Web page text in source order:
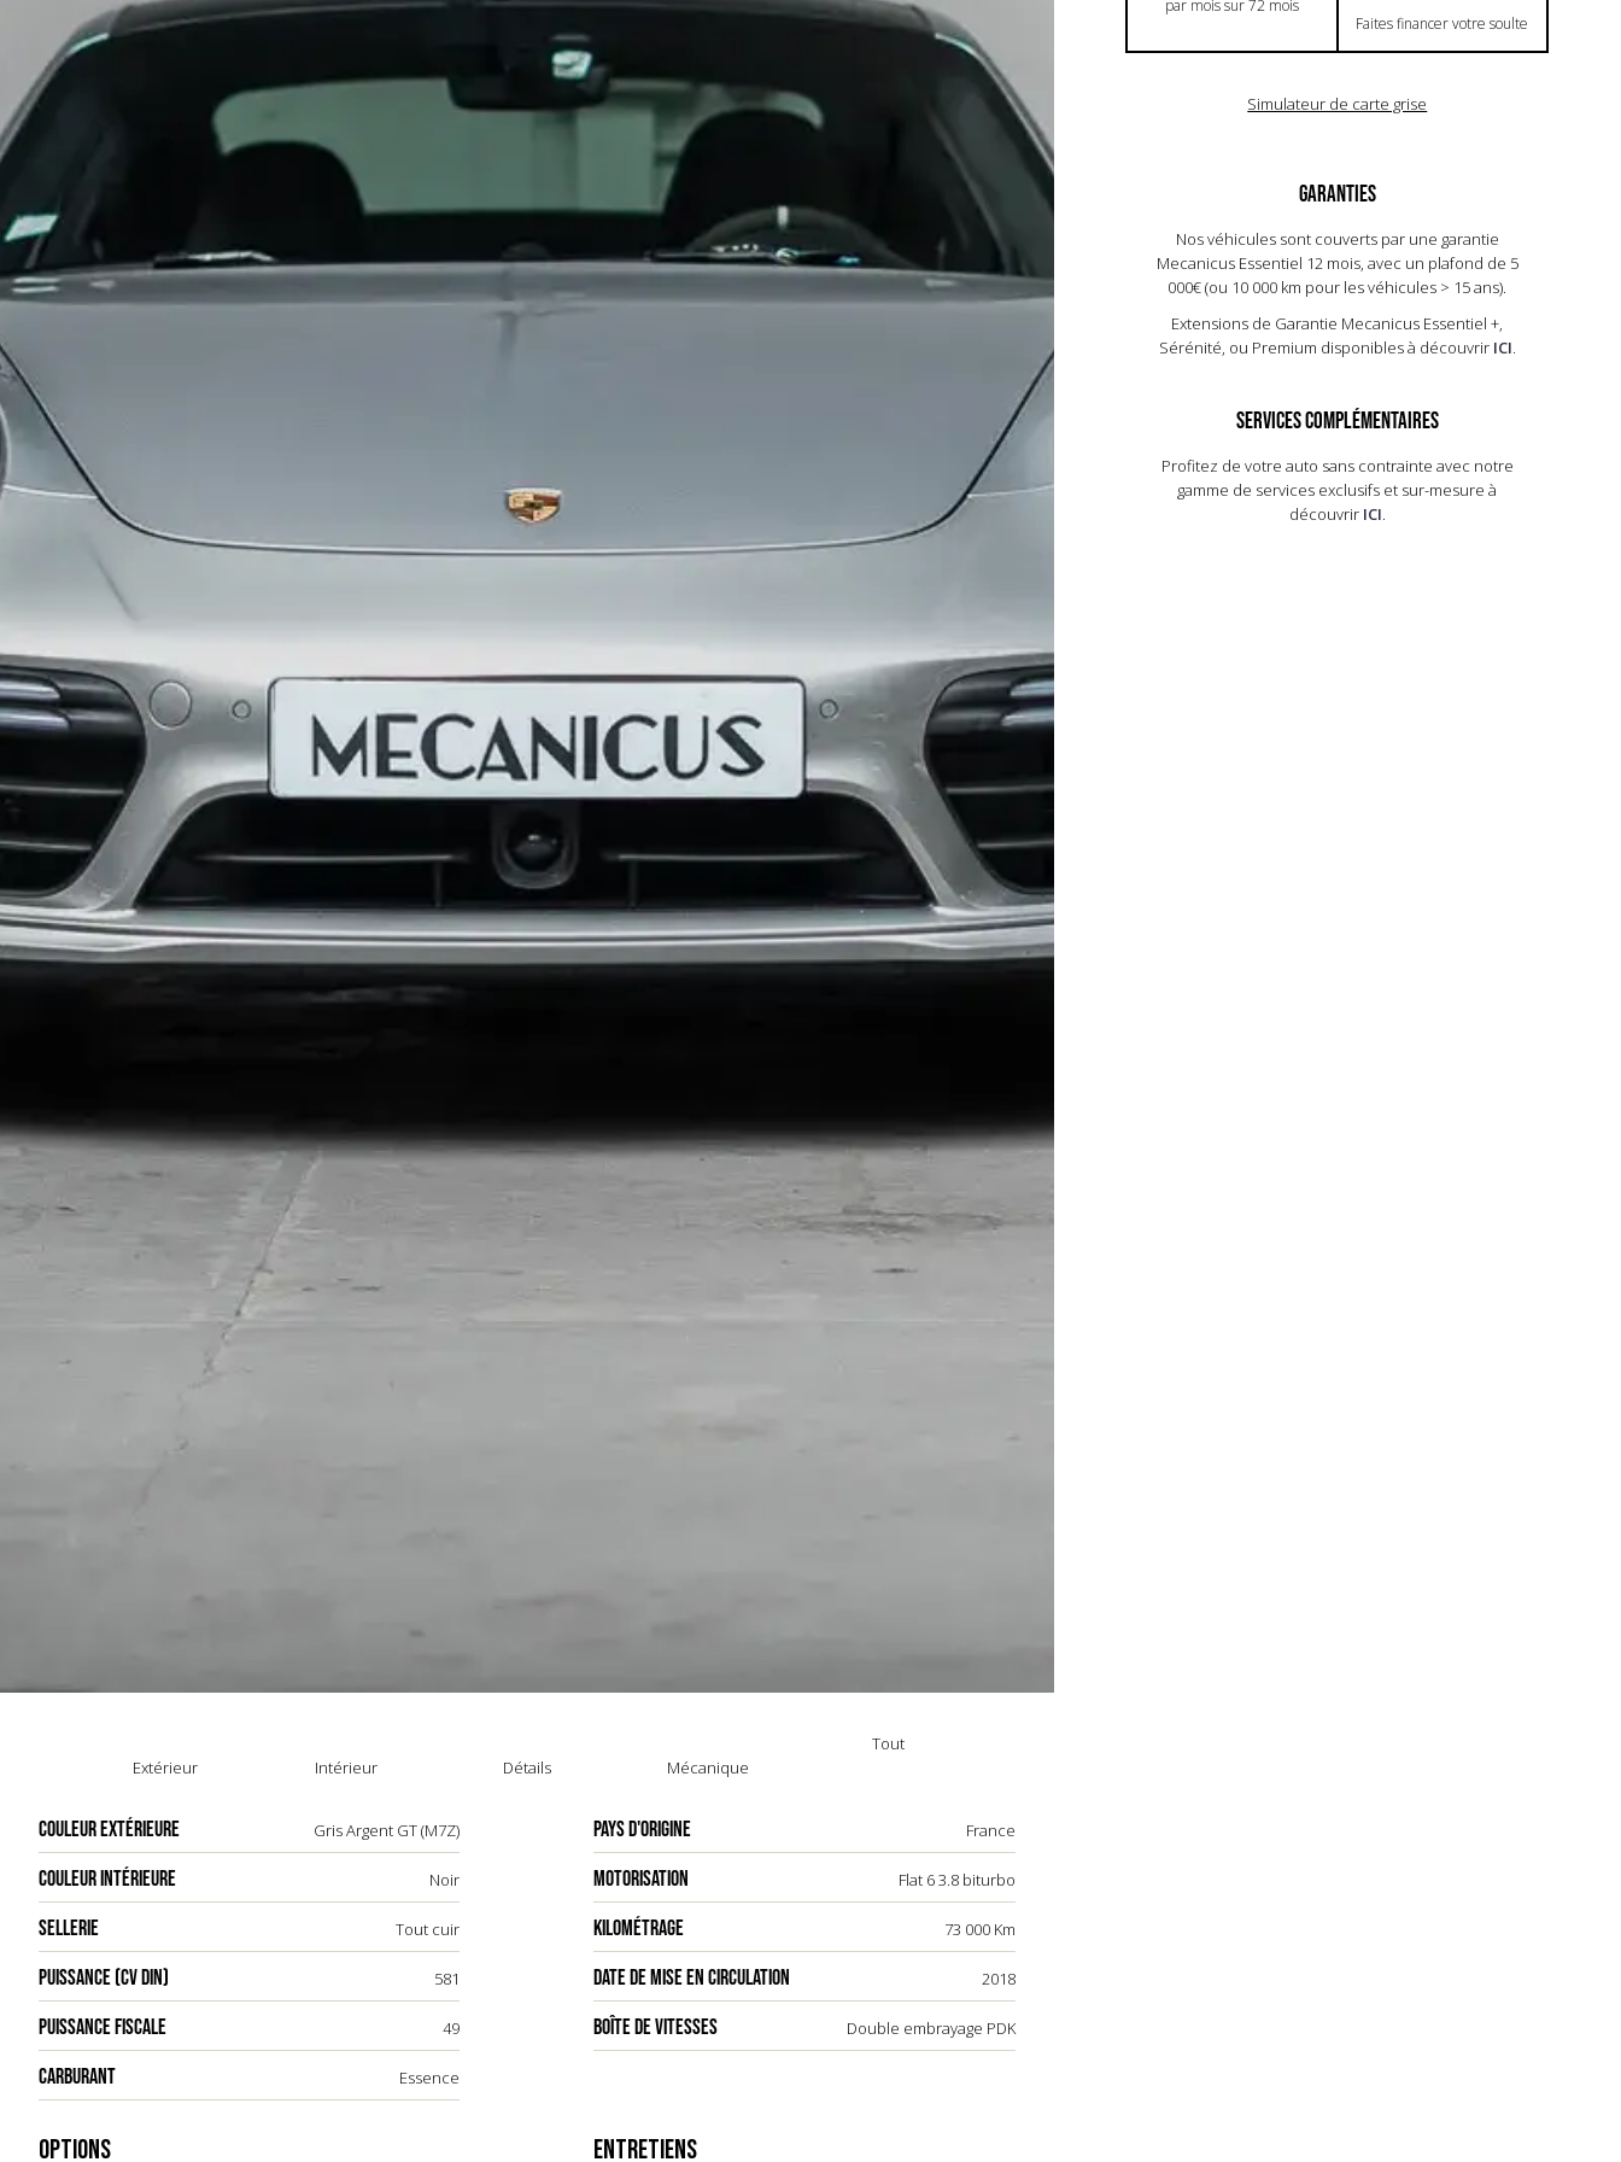
Extérieur Intérieur Détails Mécanique
Tout
COULEUR EXTÉRIEURE Gris Argent GT (M7Z) PAYS D'ORIGINE France
COULEUR INTÉRIEURE Noir MOTORISATION Flat 6 3.8 biturbo
SELLERIE Tout cuir KILOMÉTRAGE 73 000 Km
PUISSANCE (CV DIN) 581 DATE DE MISE EN CIRCULATION 2018
PUISSANCE FISCALE 49 BOÎTE DE VITESSES Double embrayage PDK
CARBURANT Essence
OPTIONS ENTRETIENS
par mois sur 72 mois
Faites financer votre soulte
Simulateur de carte grise
GARANTIES
Nos véhicules sont couverts par une garantie
Mecanicus Essentiel 12 mois, avec un plafond de 5
000€ (ou 10 000 km pour les véhicules > 15 ans).​
Extensions de Garantie Mecanicus Essentiel +,
Sérénité, ou Premium disponibles à découvrir ICI.
SERVICES COMPLÉMENTAIRES
Profitez de votre auto sans contrainte avec notre
gamme de services exclusifs et sur-mesure à
découvrir ICI.